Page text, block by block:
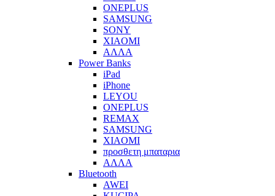
ONEPLUS
SAMSUNG
SONY
XIAOMI
ΑΛΛΑ
Power Banks
iPad
iPhone
LEYOU
ONEPLUS
REMAX
SAMSUNG
XIAOMI
προσθετη μπαταρια
ΑΛΛΑ
Bluetooth
AWEI